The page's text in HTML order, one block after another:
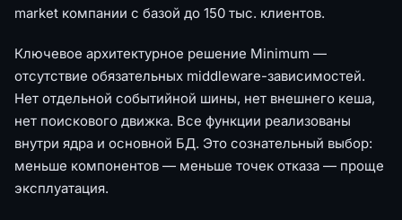
market компании с базой до 150 тыс. клиентов.
Ключевое архитектурное решение Minimum —
отсутствие обязательных middleware-зависимостей.
Нет отдельной событийной шины, нет внешнего кеша,
нет поискового движка. Все функции реализованы
внутри ядра и основной БД. Это сознательный выбор:
меньше компонентов — меньше точек отказа — проще
эксплуатация.